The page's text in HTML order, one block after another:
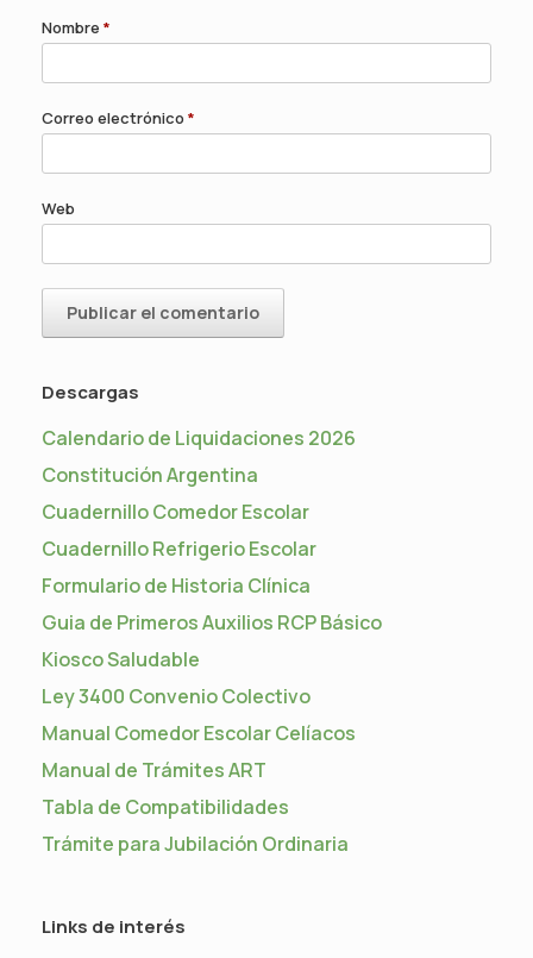
Nombre *
Correo electrónico *
Web
Descargas
Calendario de Liquidaciones 2026
Constitución Argentina
Cuadernillo Comedor Escolar
Cuadernillo Refrigerio Escolar
Formulario de Historia Clínica
Guia de Primeros Auxilios RCP Básico
Kiosco Saludable
Ley 3400 Convenio Colectivo
Manual Comedor Escolar Celíacos
Manual de Trámites ART
Tabla de Compatibilidades
Trámite para Jubilación Ordinaria
Links de interés